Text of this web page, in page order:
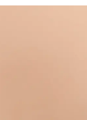
Centros Aragón